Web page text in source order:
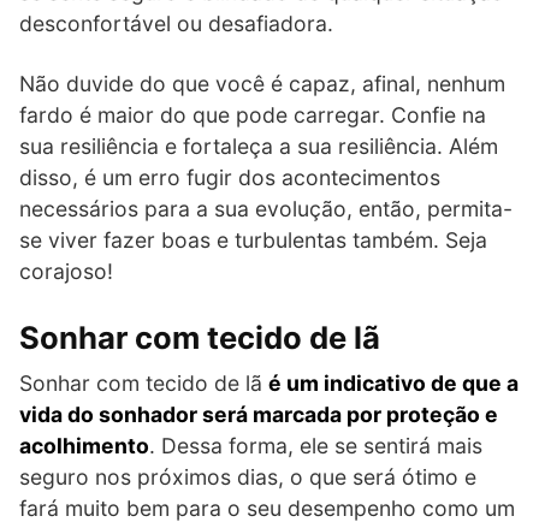
desconfortável ou desafiadora.
Não duvide do que você é capaz, afinal, nenhum
fardo é maior do que pode carregar. Confie na
sua resiliência e fortaleça a sua resiliência. Além
disso, é um erro fugir dos acontecimentos
necessários para a sua evolução, então, permita-
se viver fazer boas e turbulentas também. Seja
corajoso!
Sonhar com tecido de lã
Sonhar com tecido de lã é um indicativo de que a
vida do sonhador será marcada por proteção e
acolhimento. Dessa forma, ele se sentirá mais
seguro nos próximos dias, o que será ótimo e
fará muito bem para o seu desempenho como um